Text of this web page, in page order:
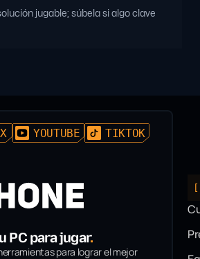
jugable; súbela si algo clave
X YOUTUBE TIKTOK
PC para jugar.
para lograr el mejor